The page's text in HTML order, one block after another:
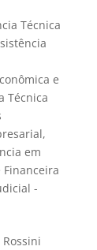
Técnica
e
Técnica
,
em
Financeira
-